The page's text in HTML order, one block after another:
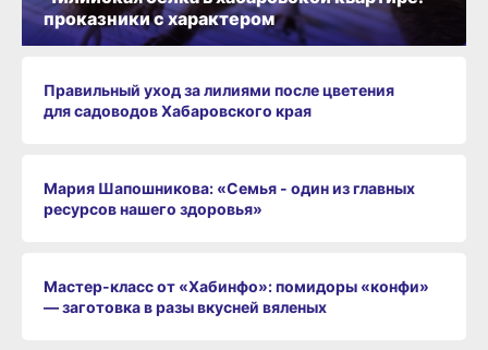
Правильный уход за лилиями после цветения
для садоводов Хабаровского края
Мария Шапошникова: «Семья - один из главных
ресурсов нашего здоровья»
Мастер-класс от «Хабинфо»: помидоры «конфи»
— заготовка в разы вкусней вяленых
проказники с характером